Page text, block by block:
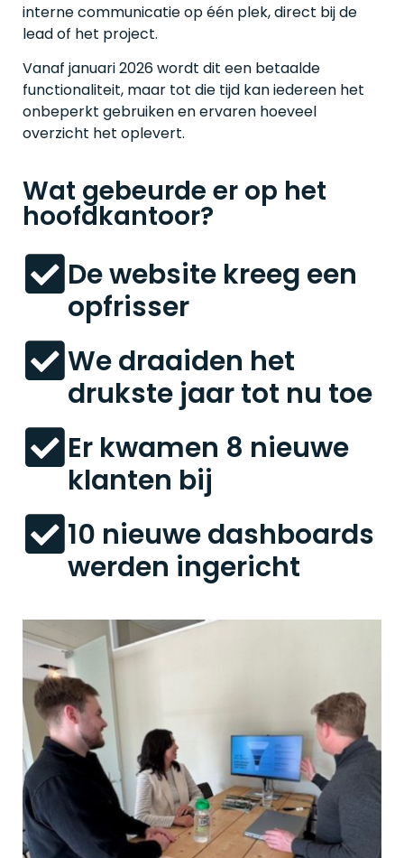
interne communicatie op één plek, direct bij de
lead of het project.
Vanaf januari 2026 wordt dit een betaalde
functionaliteit, maar tot die tijd kan iedereen het
onbeperkt gebruiken en ervaren hoeveel
overzicht het oplevert.
Wat gebeurde er op het
hoofdkantoor?
De website kreeg een
opfrisser
We draaiden het
drukste jaar tot nu toe
Er kwamen 8 nieuwe
klanten bij
10 nieuwe dashboards
werden ingericht